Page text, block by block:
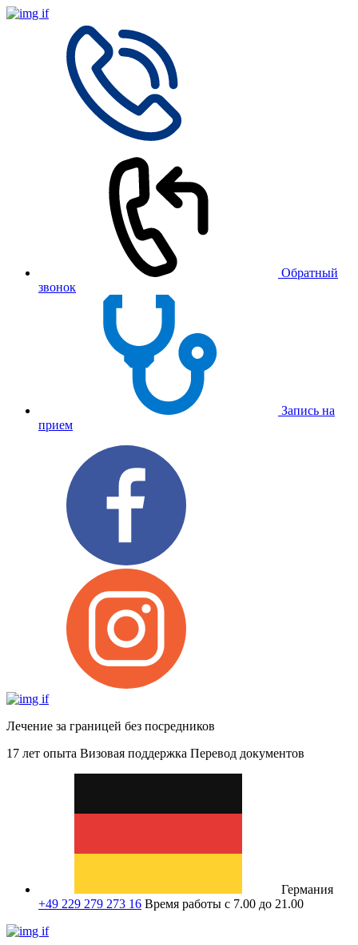
Обратный
звонок
Запись на
прием
Лечение за границей без посредников
17 лет опыта Визовая поддержка Перевод документов
Германия
+49 229 279 273 16 Время работы с 7.00 до 21.00